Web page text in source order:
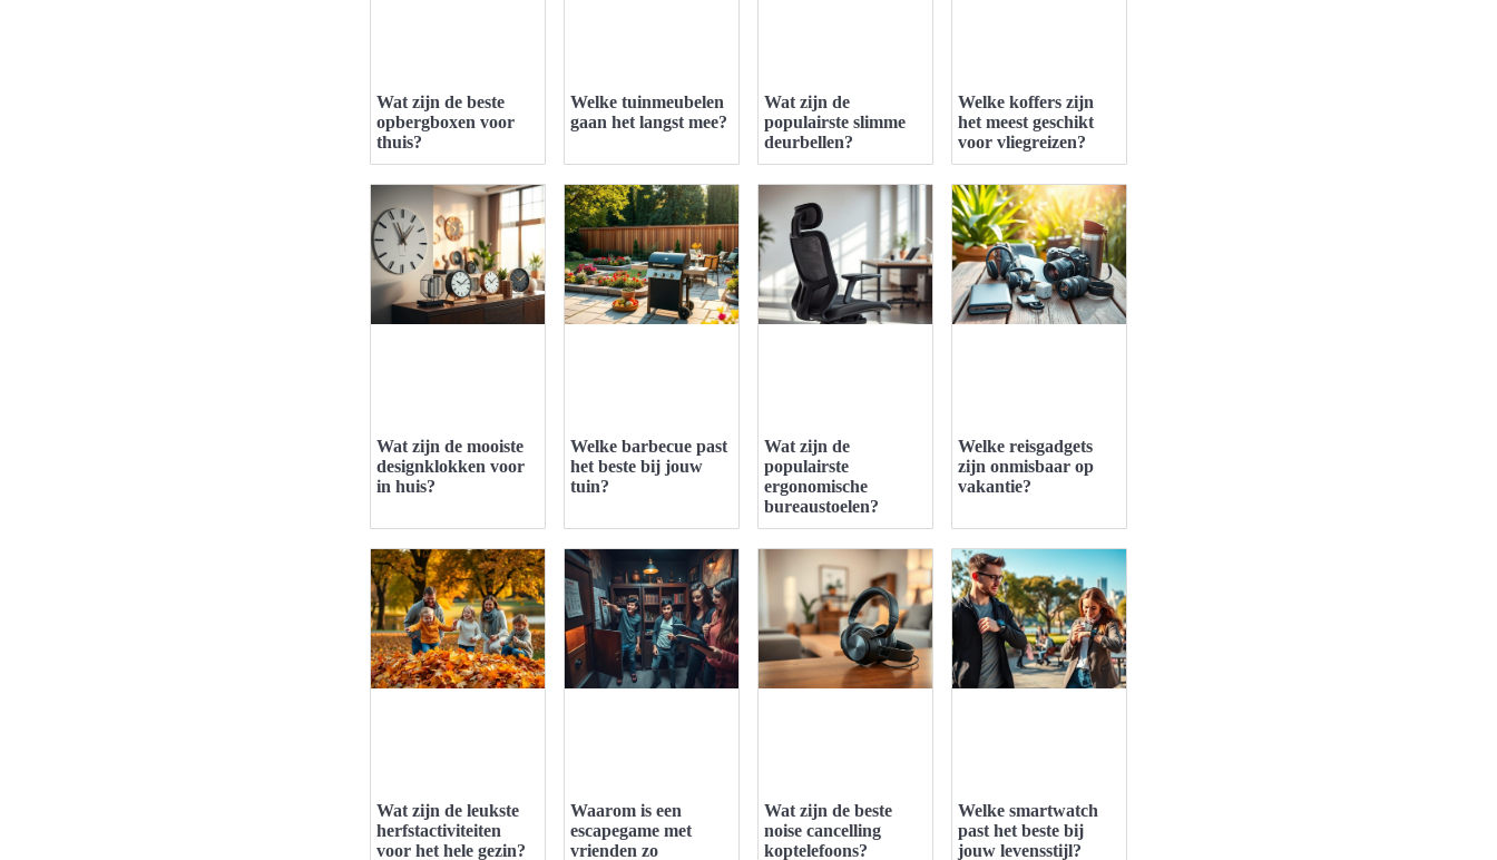
Wat zijn de beste
opbergboxen voor
thuis?
Welke tuinmeubelen
gaan het langst mee?
Wat zijn de
populairste slimme
deurbellen?
Welke koffers zijn
het meest geschikt
voor vliegreizen?
Wat zijn de mooiste
designklokken voor
in huis?
Welke barbecue past
het beste bij jouw
tuin?
Wat zijn de
populairste
ergonomische
bureaustoelen?
Welke reisgadgets
zijn onmisbaar op
vakantie?
Wat zijn de leukste
herfstactiviteiten
voor het hele gezin?
Waarom is een
escapegame met
vrienden zo
Wat zijn de beste
noise cancelling
koptelefoons?
Welke smartwatch
past het beste bij
jouw levensstijl?